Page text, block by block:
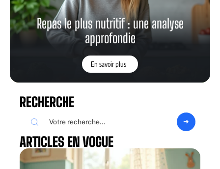
Repas le plus nutritif : une analyse
approfondie
En savoir plus
RECHERCHE
ARTICLES EN VOGUE